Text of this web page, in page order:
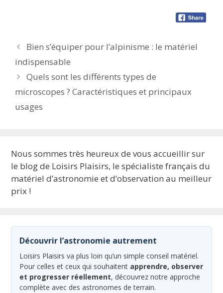
Bien s’équiper pour l’alpinisme : le matériel
indispensable
Quels sont les différents types de
microscopes ? Caractéristiques et principaux
usages
Nous sommes très heureux de vous accueillir sur
le blog de Loisirs Plaisirs, le spécialiste français du
matériel d’astronomie et d’observation au meilleur
prix !
Découvrir l’astronomie autrement
Loisirs Plaisirs va plus loin qu’un simple conseil matériel.
Pour celles et ceux qui souhaitent apprendre, observer
et progresser réellement, découvrez notre approche
complète avec des astronomes de terrain.